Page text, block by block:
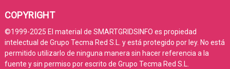
COPYRIGHT
©1999-2025 El material de SMARTGRIDSINFO es propiedad
intelectual de Grupo Tecma Red S.L. y está protegido por ley. No está
permitido utilizarlo de ninguna manera sin hacer referencia a la
fuente y sin permiso por escrito de Grupo Tecma Red S.L.